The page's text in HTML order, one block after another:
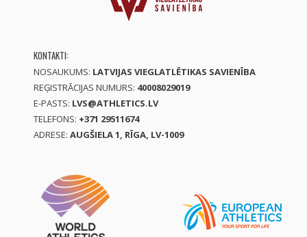
KONTAKTI:
NOSAUKUMS: LATVIJAS VIEGLATLĒTIKAS SAVIENĪBA
REĢISTRĀCIJAS NUMURS: 40008029019
E-PASTS: LVS@ATHLETICS.LV
TELEFONS: +371 29511674
ADRESE: AUGŠIELA 1, RĪGA, LV-1009